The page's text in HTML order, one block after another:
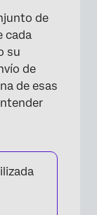
de
cada
su
de
de esas